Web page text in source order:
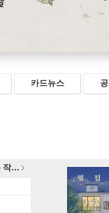
카드뉴스
뮤지컬 〈휴남동 서점〉X 황보름 작가 북토크